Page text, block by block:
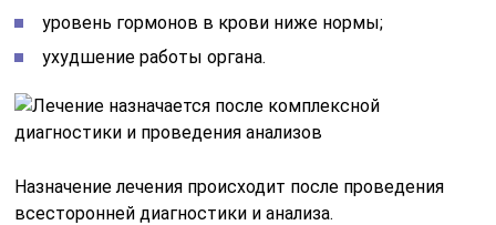
уровень гормонов в крови ниже нормы;
ухудшение работы органа.
Назначение лечения происходит после проведения
всесторонней диагностики и анализа.